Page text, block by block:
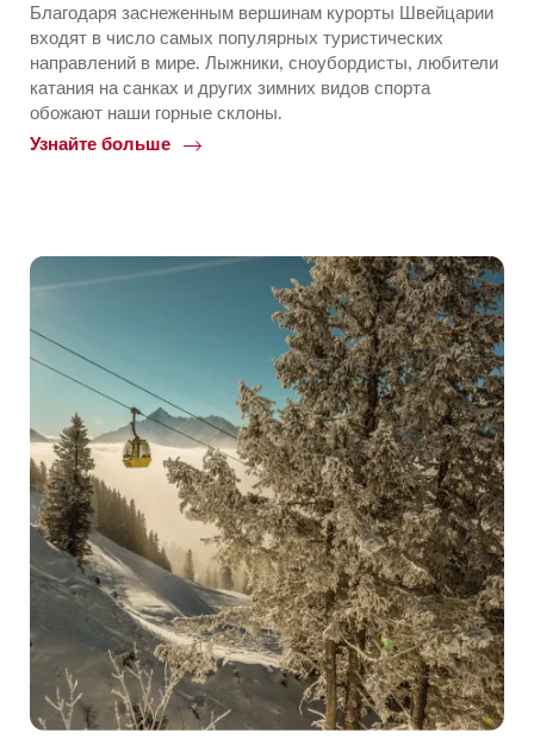
Благодаря заснеженным вершинам курорты Швейцарии
входят в число самых популярных туристических
направлений в мире. Лыжники, сноубордисты, любители
катания на санках и других зимних видов спорта
обожают наши горные склоны.
Узнайте больше
Common.Of
курорты